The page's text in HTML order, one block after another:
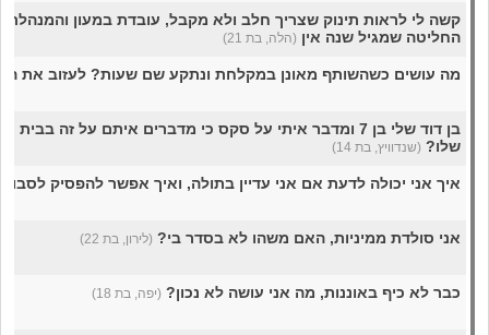
קשה לי לראות תינוק שצריך חלב ולא מקבל, עובדת במעון והמנהלת
החליטה שמגיל שנה אין (הלה, בת 21)
מה עושים כשהשותף מאונן במקלחת ונתקע שם שעות? לעזוב את
בן דוד שלי בן 7 ומדבר איתי על סקס כי מדברים איתם על זה
שלו? (שנדוויץ, בת 14)
איך אני יכולה לדעת אם אני עדיין בתולה, ואיך אפשר להפסיק
אני סולדת ממיניות, האם משהו לא בסדר בי? (לירון, בת 22)
כבר לא כיף באוננות, מה אני עושה לא נכון? (יפה, בת 18)